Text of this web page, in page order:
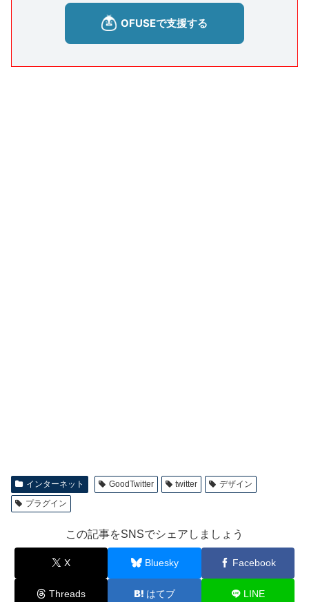
インターネット GoodTwitter twitter
デザイン
プラグイン
この記事をSNSでシェアしましょう
X Bluesky Facebook
Threads はてブ LINE